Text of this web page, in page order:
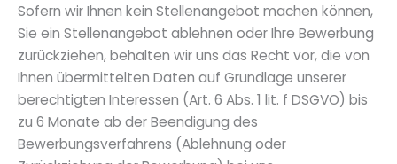
Sofern wir Ihnen kein Stellenangebot machen können,
Sie ein Stellenangebot ablehnen oder Ihre Bewerbung
zurückziehen, behalten wir uns das Recht vor, die von
Ihnen übermittelten Daten auf Grundlage unserer
berechtigten Interessen (Art. 6 Abs. 1 lit. f DSGVO) bis
zu 6 Monate ab der Beendigung des
Bewerbungsverfahrens (Ablehnung oder